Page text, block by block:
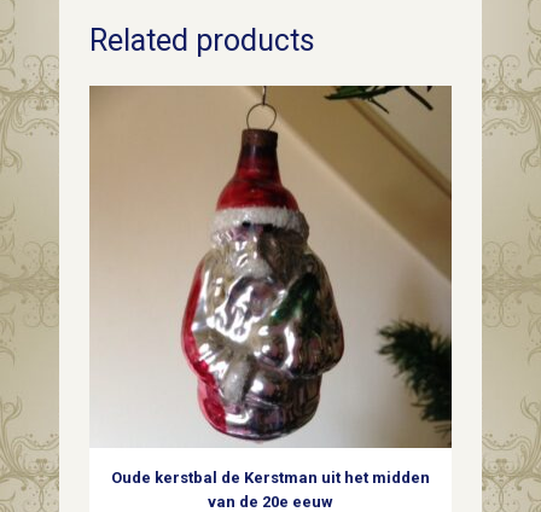
van
dun
1900
quantity
Related products
Oude kerstbal de Kerstman uit het midden
van de 20e eeuw